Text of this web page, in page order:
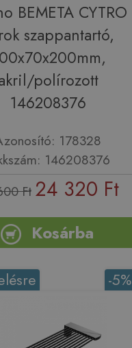
BEMETA CYTRO
szappantartó,
polírozott
146208376
178328
146208376
Ft 24 320 Ft
Kosárba
-5%